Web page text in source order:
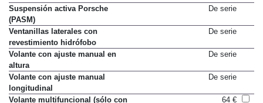
Retrovisores exteriores termicos
De serie
Suspensión activa Porsche
(PASM)
Ventanillas laterales con
revestimiento hidrófobo
Volante con ajuste manual en
altura
Volante con ajuste manual
longitudinal